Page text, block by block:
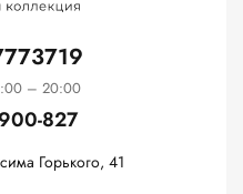
– 20:00
827
Горького, 41